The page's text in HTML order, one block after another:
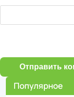
Отправить
Популярное